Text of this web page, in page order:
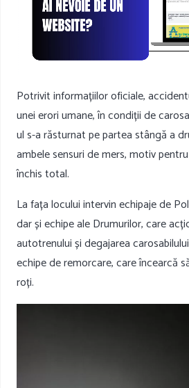
Potrivit informațiilor oficiale,
unei erori umane, în condiții de
ul s-a răsturnat pe partea stângă a
ambele sensuri de mers, motiv
închis total.
La fața locului intervin echipaje de
dar și echipe ale Drumurilor, care
autotrenului și degajarea
echipe de remorcare, care încearcă
roți.